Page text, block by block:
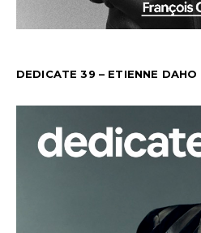
DEDICATE 39 – ETIENNE DAHO